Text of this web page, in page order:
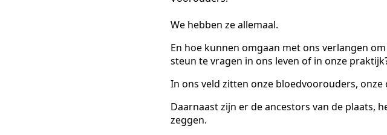
We hebben ze allemaal.
En hoe kunnen omgaan met ons verlangen
steun te vragen in ons leven of in onze
In ons veld zitten onze bloedvoorouders,
Daarnaast zijn er de ancestors van de plaats,
zeggen.